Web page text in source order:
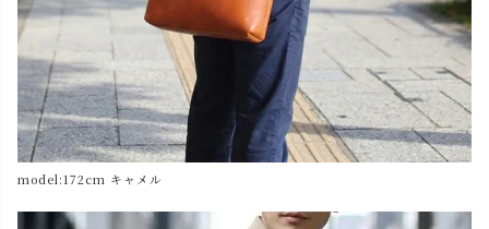
model:172cm キャメル